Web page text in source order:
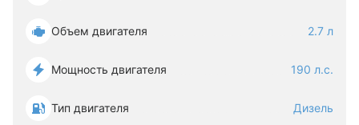
Объем двигателя 2.7 л
Мощность двигателя 190 л.с.
Тип двигателя Дизель